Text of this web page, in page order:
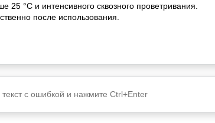
°С и интенсивного сквозного проветривания.
после использования.
с ошибкой и нажмите Ctrl+Enter